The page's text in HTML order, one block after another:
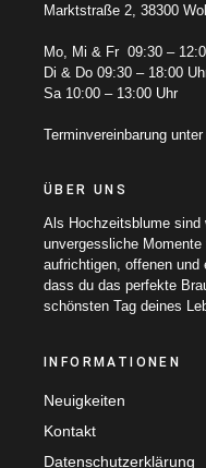
Marktstraße 2, 38300
Mo, Mi & Fr 09:30 –
Di & Do 09:30 – 18:00
Sa 10:00 – 13:00 Uhr
Terminvereinbarung unter
ÜBER UNS
Als Hochzeitsblume sind
unvergessliche
aufrichtigen, offenen und
dass du das perfekte
schönsten Tag deines
INFORMATIONEN
Neuigkeiten
Kontakt
Datenschutzerklärung